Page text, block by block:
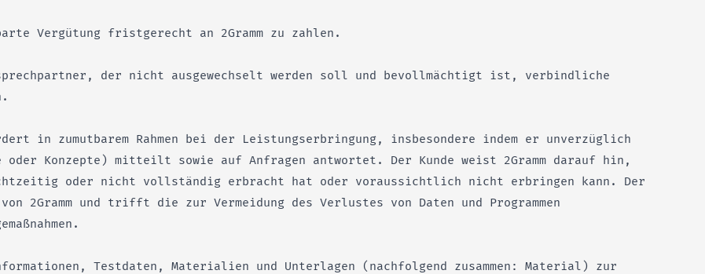
Vergütung fristgerecht an 2Gramm zu zahlen.
der nicht ausgewechselt werden soll und bevollmächtigt ist, verbindliche
in zumutbarem Rahmen bei der Leistungserbringung, insbesondere indem er unverzüglich
oder Konzepte) mitteilt sowie auf Anfragen antwortet. Der Kunde weist 2Gramm darauf hin,
oder nicht vollständig erbracht hat oder voraussichtlich nicht erbringen kann. Der
2Gramm und trifft die zur Vermeidung des Verlustes von Daten und Programmen
Testdaten, Materialien und Unterlagen (nachfolgend zusammen: Material) zur